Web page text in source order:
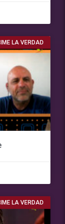
LA VERDAD
LA VERDAD